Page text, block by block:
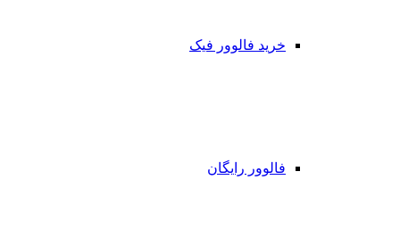
خرید فالوور فیک
فالوور رایگان